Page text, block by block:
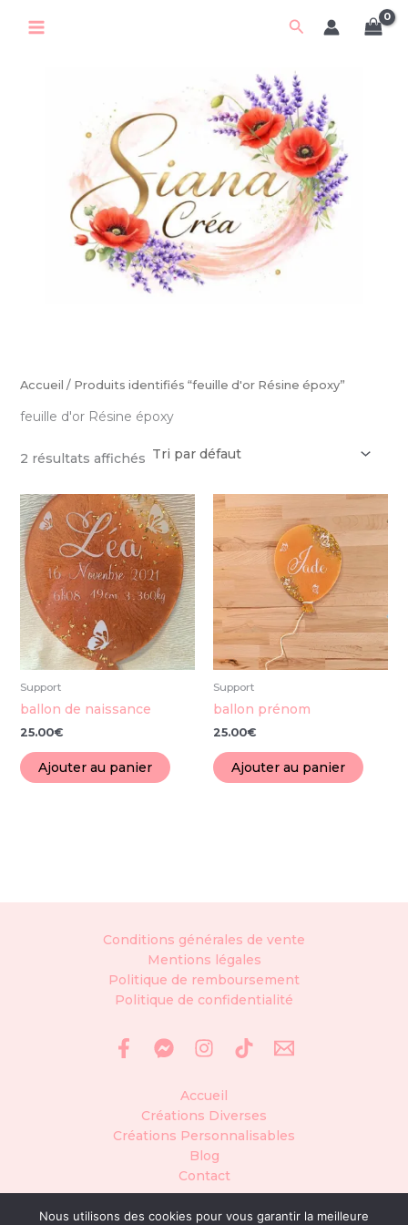
Rechercher
Accueil / Produits identifiés “feuille d'or Résine époxy”
feuille d'or Résine époxy
2 résultats affichés
Support
ballon de naissance
25.00€
Ajouter au panier
Support
ballon prénom
25.00€
Ajouter au panier
Conditions générales de vente
Mentions légales
Politique de remboursement
Politique de confidentialité
Accueil
Créations Diverses
Créations Personnalisables
Blog
Contact
Nous utilisons des cookies pour vous garantir la meilleure